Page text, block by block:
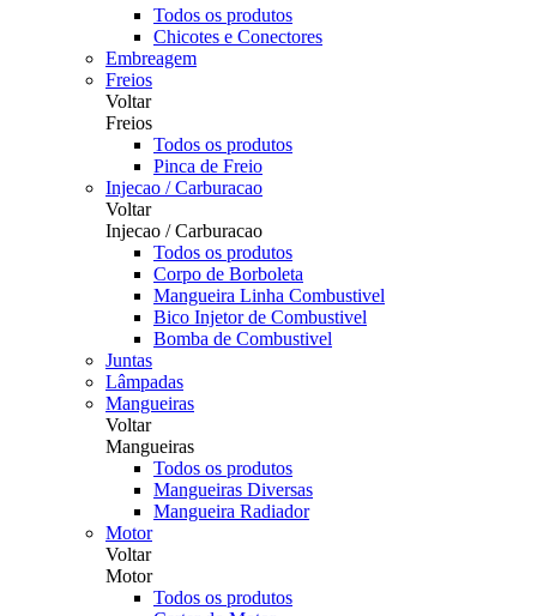
Todos os produtos
Chicotes e Conectores
Embreagem
Freios
Voltar
Freios
Todos os produtos
Pinca de Freio
Injecao / Carburacao
Voltar
Injecao / Carburacao
Todos os produtos
Corpo de Borboleta
Mangueira Linha Combustivel
Bico Injetor de Combustivel
Bomba de Combustivel
Juntas
Lâmpadas
Mangueiras
Voltar
Mangueiras
Todos os produtos
Mangueiras Diversas
Mangueira Radiador
Motor
Voltar
Motor
Todos os produtos